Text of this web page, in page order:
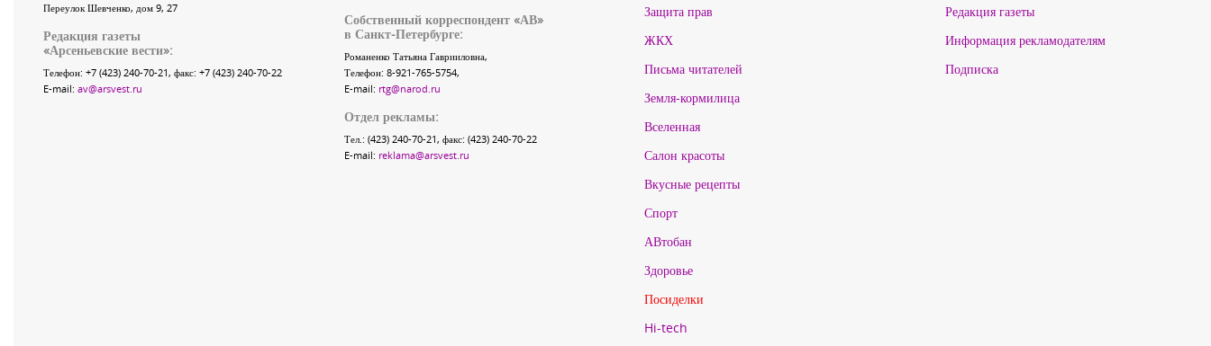
Переулок Шевченко, дом 9, 27
Редакция газеты
«Арсеньевские вести»:
Телефон: +7 (423) 240-70-21, факс: +7 (423) 240-70-22
E-mail: av@arsvest.ru
Собственный корреспондент «АВ»
в Санкт-Петербурге:
Романенко Татьяна Гаврииловна,
Телефон: 8-921-765-5754,
E-mail: rtg@narod.ru
Отдел рекламы:
Тел.: (423) 240-70-21, факс: (423) 240-70-22
E-mail: reklama@arsvest.ru
Защита прав
ЖКХ
Письма читателей
Земля-кормилица
Вселенная
Салон красоты
Вкусные рецепты
Спорт
АВтобан
Здоровье
Посиделки
Hi-tech
Редакция газеты
Информация рекламодателям
Подписка